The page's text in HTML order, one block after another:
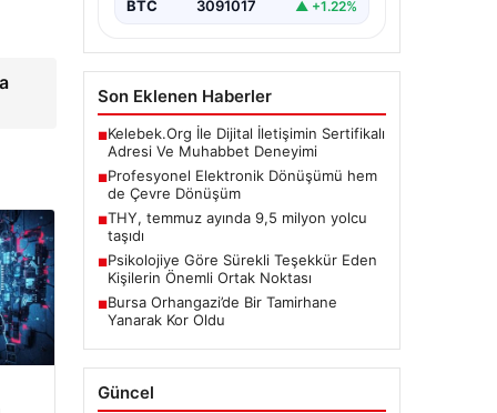
BTC 3091017 ▲ +1.22%
Son Eklenen Haberler
■Kelebek.Org İle Dijital İletişimin Sertifikalı
Adresi Ve Muhabbet Deneyimi
■Profesyonel Elektronik Dönüşümü hem
de Çevre Dönüşüm
■THY, temmuz ayında 9,5 milyon yolcu
taşıdı
■Psikolojiye Göre Sürekli Teşekkür Eden
Kişilerin Önemli Ortak Noktası
■Bursa Orhangazi’de Bir Tamirhane
Yanarak Kor Oldu
Güncel